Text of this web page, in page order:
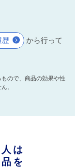
歴
から行って
ので、商品の効果や性
。
は
を